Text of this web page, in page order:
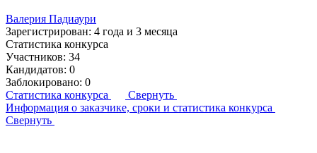
Валерия Падиаури
Зарегистрирован: 4 года и 3 месяца
Статистика конкурса
Участников: 34
Кандидатов: 0
Заблокировано: 0
Статистика конкурса
Свернуть
Информация о заказчике, сроки и статистика конкурса
Свернуть